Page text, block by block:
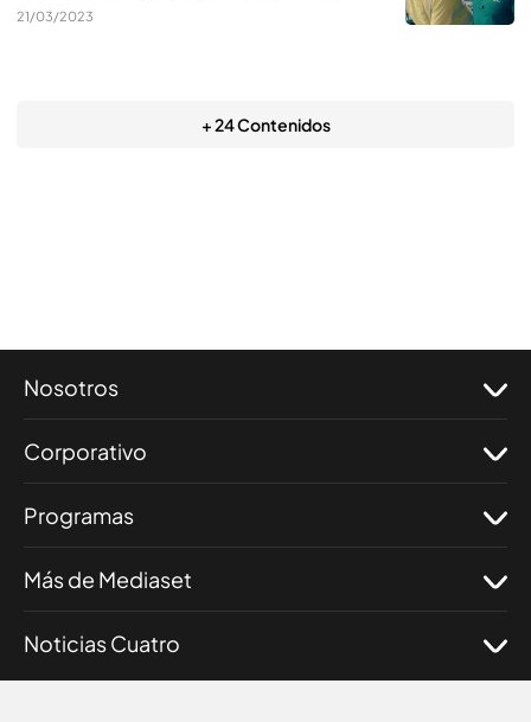
21/03/2023
+ 24 Contenidos
Nosotros
Corporativo
Programas
Más de Mediaset
Noticias Cuatro